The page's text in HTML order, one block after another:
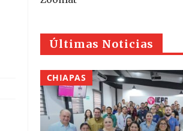
Últimas Noticias
CHIAPAS